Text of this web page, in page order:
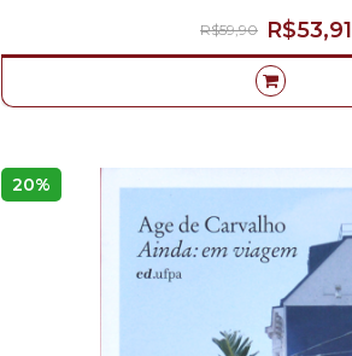
R$53,91
R$59,90
20%